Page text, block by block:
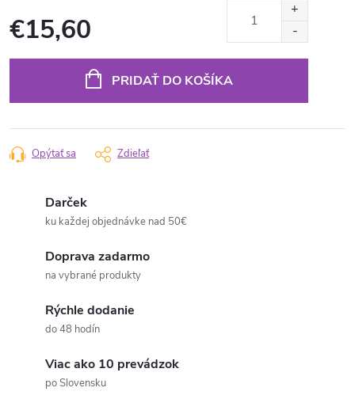
€15,60
PRIDAŤ DO KOŠÍKA
Opýtať sa Zdieľať
Darček
ku každej objednávke nad 50€
Doprava zadarmo
na vybrané produkty
Rýchle dodanie
do 48 hodín
Viac ako 10 prevádzok
po Slovensku